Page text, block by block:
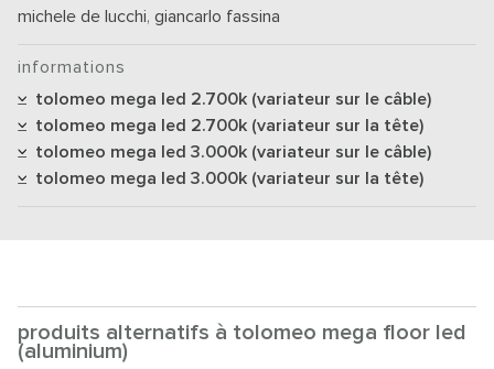
michele de lucchi,giancarlo fassina
informations
tolomeo mega led 2.700k (variateur sur le câble)
tolomeo mega led 2.700k (variateur sur la tête)
tolomeo mega led 3.000k (variateur sur le câble)
tolomeo mega led 3.000k (variateur sur la tête)
produits alternatifs à tolomeo mega floor led
(aluminium)